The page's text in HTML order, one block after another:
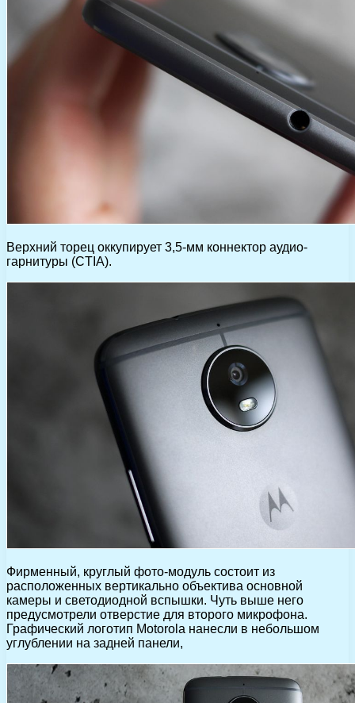
Верхний торец оккупирует 3,5-мм коннектор аудио-
гарнитуры (CTIA).
Фирменный, круглый фото-модуль состоит из
расположенных вертикально объектива основной
камеры и светодиодной вспышки. Чуть выше него
предусмотрели отверстие для второго микрофона.
Графический логотип Motorola нанесли в небольшом
углублении на задней панели,